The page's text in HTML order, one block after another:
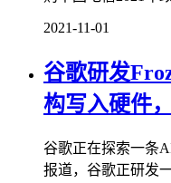
2021-11-01
谷歌研发
构写入硬件
谷歌正在探索一条
报道，谷歌正研发